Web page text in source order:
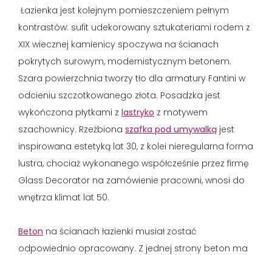
Łazienka jest kolejnym pomieszczeniem pełnym
kontrastów: sufit udekorowany sztukateriami rodem z
XIX wiecznej kamienicy spoczywa na ścianach
pokrytych surowym, modernistycznym betonem.
Szara powierzchnia tworzy tło dla armatury Fantini w
odcieniu szczotkowanego złota. Posadzka jest
wykończona płytkami z lastryko z motywem
szachownicy. Rzeźbiona szafka pod umywalką jest
inspirowana estetyką lat 30, z kolei nieregularna forma
lustra, chociaż wykonanego współcześnie przez firmę
Glass Decorator na zamówienie pracowni, wnosi do
wnętrza klimat lat 50.
Beton na ścianach łazienki musiał zostać
odpowiednio opracowany. Z jednej strony beton ma